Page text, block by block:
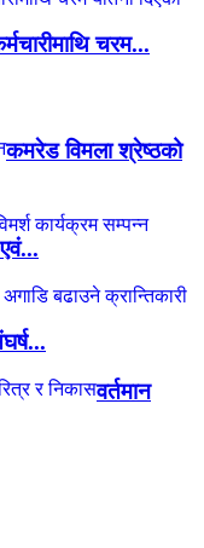
चरम...
कमरेड विमला श्रेष्ठको
वर्तमान